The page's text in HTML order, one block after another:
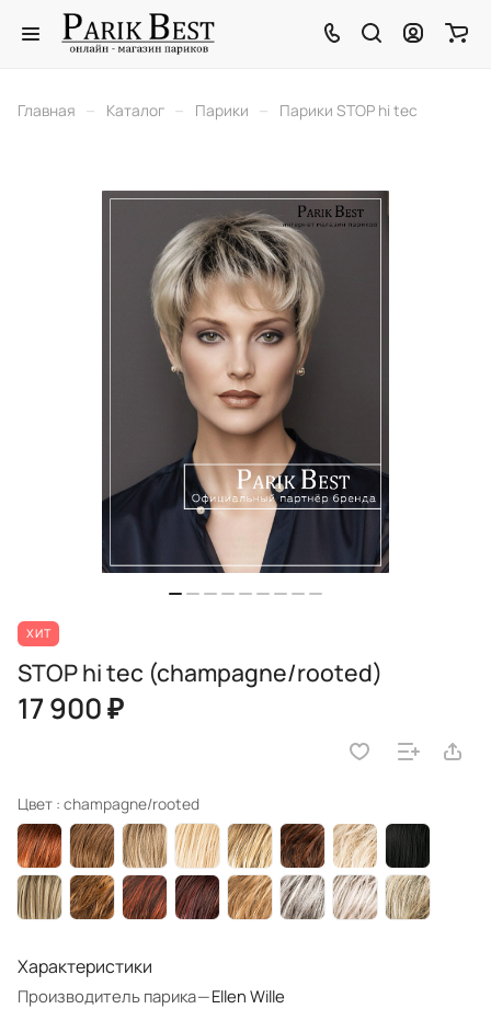
Главная – Каталог – Парики – Парики STOP hi tec
ХИТ
STOP hi tec (champagne/rooted)
17 900 ₽
Цвет : champagne/rooted
Характеристики
Производитель парика—Ellen Wille